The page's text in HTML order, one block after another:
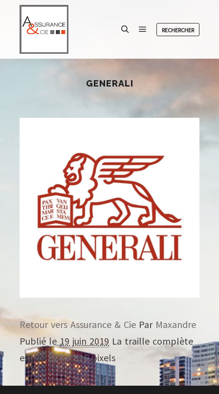
RECHERCHER
GENERALI
Retour vers Assurance & Cie Par Maxandre
Publié le19 juin 2019 La traille complète
est de827 × 826pixels